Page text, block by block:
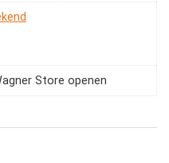
Store openen